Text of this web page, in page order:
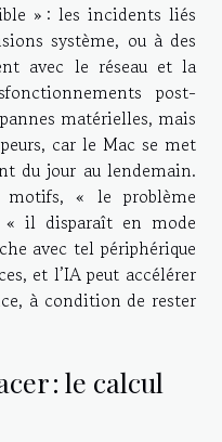
» : les incidents liés
système, ou à des
avec le réseau et la
post-
matérielles, mais
car le Mac se met
du jour au lendemain.
motifs, « le problème
« il disparaît en mode
avec tel périphérique
et l’IA peut accélérer
à condition de rester
: le calcul